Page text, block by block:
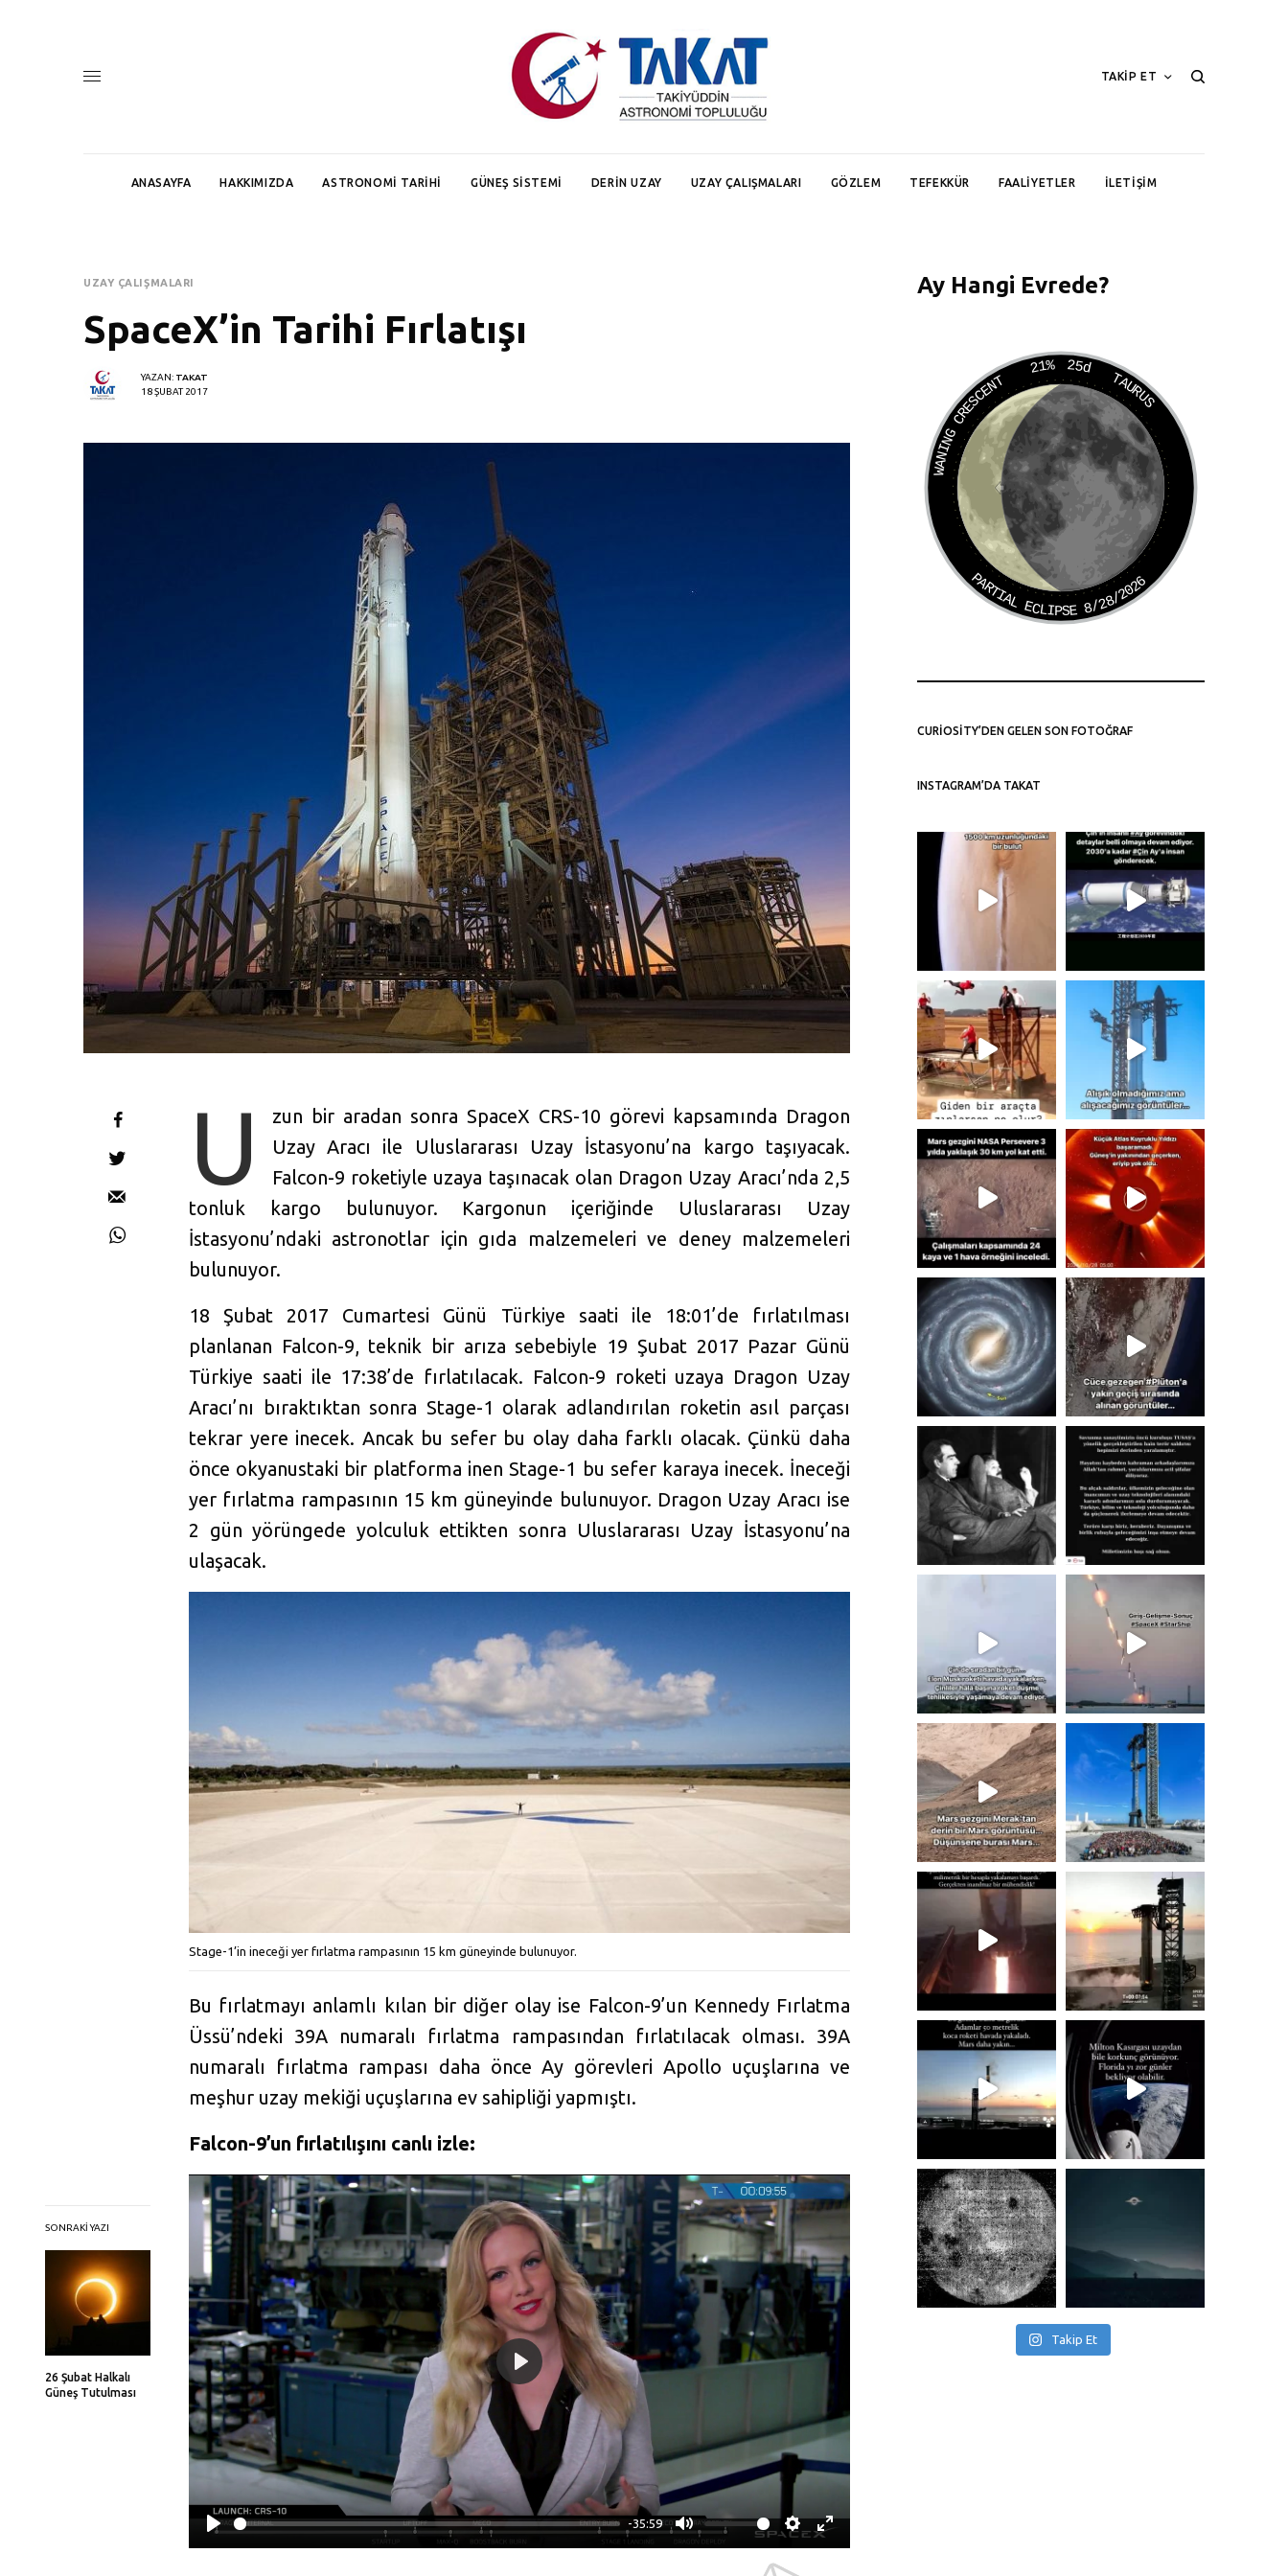
TAKİP ET
ANASAYFA HAKKIMIZDA ASTRONOMI TARIHI GÜNEŞ SISTEMI DERIN UZAY UZAY ÇALIŞMALARI GÖZLEM TEFEKKÜR FAALIYETLER İLETIŞIM
UZAY ÇALIŞMALARI
SpaceX’in Tarihi Fırlatışı
YAZAN: TAKAT
18 ŞUBAT 2017
SONRAKI YAZI
26 Şubat Halkalı
Güneş Tutulması
U
zun bir aradan sonra SpaceX CRS-10 görevi kapsamında Dragon
Uzay Aracı ile Uluslararası Uzay İstasyonu’na kargo taşıyacak.
Falcon-9 roketiyle uzaya taşınacak olan Dragon Uzay Aracı’nda 2,5
tonluk kargo bulunuyor. Kargonun içeriğinde Uluslararası Uzay
İstasyonu’ndaki astronotlar için gıda malzemeleri ve deney malzemeleri
bulunuyor.
18 Şubat 2017 Cumartesi Günü Türkiye saati ile 18:01’de fırlatılması
planlanan Falcon-9, teknik bir arıza sebebiyle 19 Şubat 2017 Pazar Günü
Türkiye saati ile 17:38’de fırlatılacak. Falcon-9 roketi uzaya Dragon Uzay
Aracı’nı bıraktıktan sonra Stage-1 olarak adlandırılan roketin asıl parçası
tekrar yere inecek. Ancak bu sefer bu olay daha farklı olacak. Çünkü daha
önce okyanustaki bir platforma inen Stage-1 bu sefer karaya inecek. İneceği
yer fırlatma rampasının 15 km güneyinde bulunuyor. Dragon Uzay Aracı ise
2 gün yörüngede yolculuk ettikten sonra Uluslararası Uzay İstasyonu’na
ulaşacak.
Stage-1’in ineceği yer fırlatma rampasının 15 km güneyinde bulunuyor.
Bu fırlatmayı anlamlı kılan bir diğer olay ise Falcon-9’un Kennedy Fırlatma
Üssü’ndeki 39A numaralı fırlatma rampasından fırlatılacak olması. 39A
numaralı fırlatma rampası daha önce Ay görevleri Apollo uçuşlarına ve
meşhur uzay mekiği uçuşlarına ev sahipliği yapmıştı.
Falcon-9’un fırlatılışını canlı izle:
P
-35:59
M
S
E
P
l
y
Ay Hangi Evrede?
21% 25d
TAURUS
WANING CRESCENT
PARTIAL ECLIPSE 8/28/2026
CURIOSITY’DEN GELEN SON FOTOĞRAF
INSTAGRAM’DA TAKAT
Takip Et